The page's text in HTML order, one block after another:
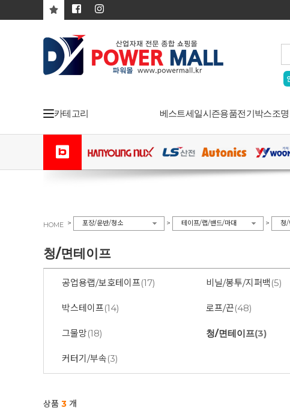
카테고리 베스트세일시즌용품전기박스조명
HOME > 포장/운반/청소 > 테이프/랩/밴드/마대 > 청/
청/면테이프
공업용랩/보호테이프(17) 비닐/봉투/지퍼백 (5)
박스테이프(14) 로프/끈(48)
그물망(18) 청/면테이프(3)
커터기/부속(3)
상품 3 개